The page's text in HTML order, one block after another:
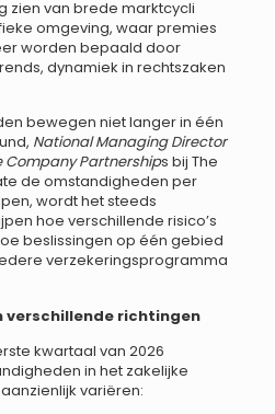
zien van brede marktcycli
omgeving, waar premies
worden bepaald door
dynamiek in rechtszaken
bewegen niet langer in één
National Managing Director
Company Partnerships bij The
de omstandigheden per
wordt het steeds
hoe verschillende risico’s
beslissingen op één gebied
verzekeringsprogramma
verschillende richtingen
kwartaal van 2026
in het zakelijke
variëren: